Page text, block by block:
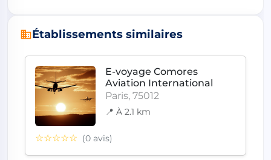
Établissements similaires
E-voyage Comores
Aviation International
Paris, 75012
📍 À 2.1 km
☆☆☆☆☆ (0 avis)